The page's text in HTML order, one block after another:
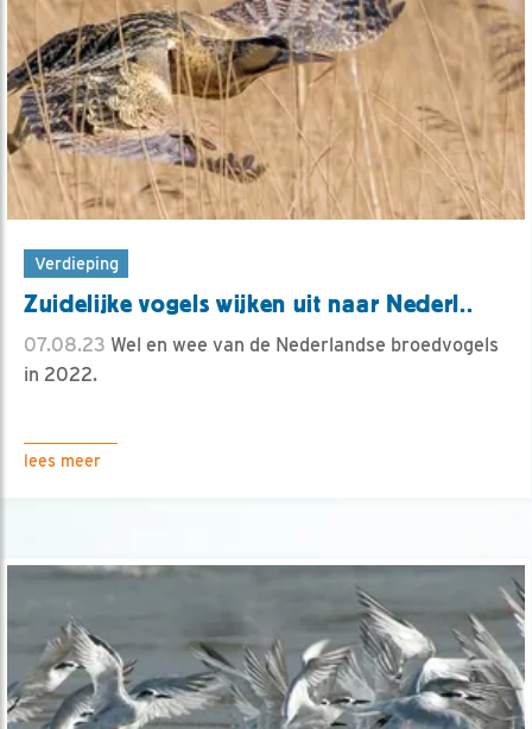
Verdieping
Zuidelijke vogels wijken uit naar Nederl..
07.08.23 Wel en wee van de Nederlandse broedvogels
in 2022.
lees meer